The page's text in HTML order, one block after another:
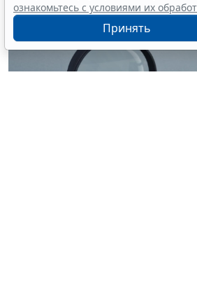
ознакомьтесь с условиями их
Принять